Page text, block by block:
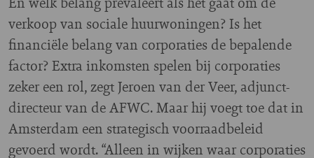
verkoop van sociale huurwoningen? Is het
financiële belang van corporaties de bepalende
factor? Extra inkomsten spelen bij corporaties
zeker een rol, zegt Jeroen van der Veer, adjunct-
directeur van de AFWC. Maar hij voegt toe dat in
Amsterdam een strategisch voorraadbeleid
gevoerd wordt. “Alleen in wijken waar corporaties